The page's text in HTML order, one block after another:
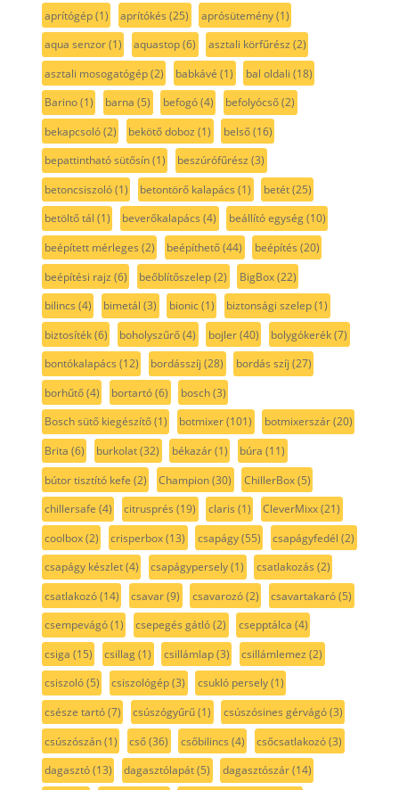
aprítógép(1) aprítókés (25) aprósütemény(1)
aqua senzor(1) aquastop(6) asztali körfűrész (2)
asztali mosogatógép(2) babkávé (1) bal oldali (18)
Barino(1) barna (5) befogó(4) befolyócső(2)
bekapcsoló(2) bekötő doboz (1) belső(16)
bepattintható sütősín(1) beszúrófűrész (3)
betoncsiszoló(1) betontörő kalapács (1) betét(25)
betöltő tál (1) beverőkalapács (4) beállító egység(10)
beépített mérleges (2) beépíthető(44) beépítés (20)
beépítési rajz (6) beőblítőszelep(2) BigBox(22)
bilincs (4) bimetál (3) bionic(1) biztonsági szelep(1)
biztosíték(6) boholyszűrő(4) bojler(40) bolygókerék(7)
bontókalapács (12) bordásszíj (28) bordás szíj (27)
borhűtő(4) bortartó(6) bosch(3)
Bosch sütő kiegészítő(1) botmixer(101) botmixerszár(20)
Brita (6) burkolat(32) békazár(1) búra (11)
bútor tisztító kefe (2) Champion(30) ChillerBox(5)
chillersafe (4) citrusprés (19) claris (1) CleverMixx(21)
coolbox(2) crisperbox(13) csapágy(55) csapágyfedél (2)
csapágy készlet(4) csapágypersely(1) csatlakozás (2)
csatlakozó(14) csavar(9) csavarozó(2) csavartakaró(5)
csempevágó(1) csepegés gátló(2) csepptálca (4)
csiga (15) csillag(1) csillámlap(3) csillámlemez (2)
csiszoló(5) csiszológép(3) csukló persely(1)
csésze tartó(7) csúszógyűrű(1) csúszósines gérvágó(3)
csúszószán(1) cső(36) csőbilincs (4) csőcsatlakozó(3)
dagasztó(13) dagasztólapát(5) dagasztószár(14)